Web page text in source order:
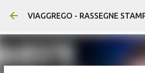
Passa ai contenuti
VIAGGREGO - RASSEGNE